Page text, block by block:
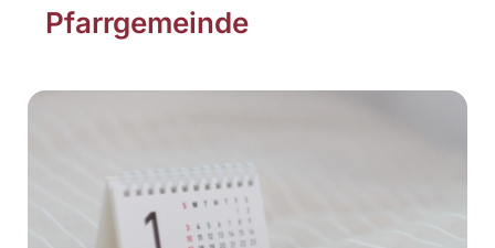
Pfarrgemeinde